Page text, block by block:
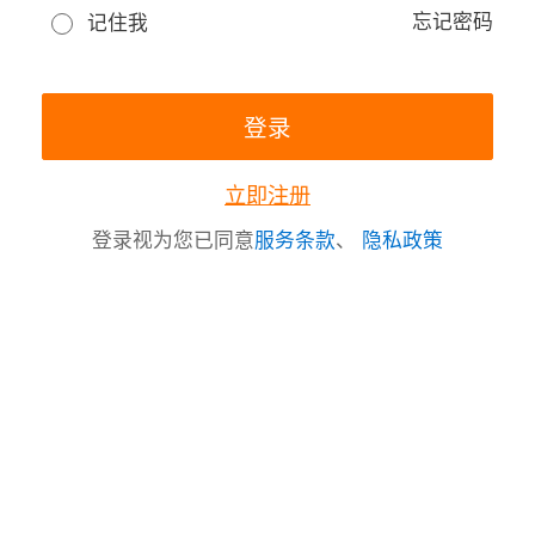
记住我 忘记密码
立即注册
登录视为您已同意服务条款、 隐私政策